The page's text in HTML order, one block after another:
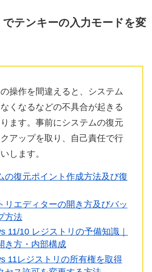
テンキーの入力モードを変
操作を間違えると、システム
くなるなどの不具合が起きる
ます。事前にシステムの復元
アップを取り、自己責任で行
します。
の復元ポイント作成方法及び復
リエディターの開き方及びバッ
方法
11/10 レジストリの予備知識｜
き方・内部構成
11レジストリの所有権を取得